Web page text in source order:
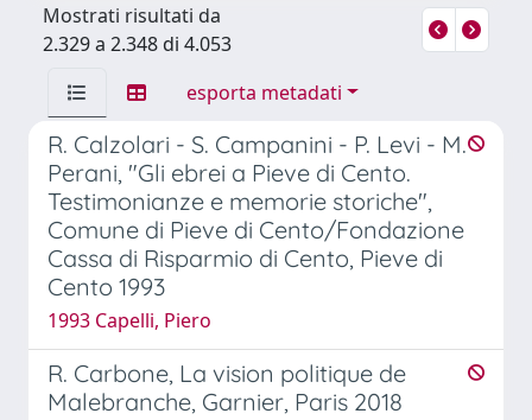
Mostrati risultati da
2.329 a 2.348 di 4.053
esporta metadati
R. Calzolari - S. Campanini - P. Levi - M.
Perani, "Gli ebrei a Pieve di Cento.
Testimonianze e memorie storiche",
Comune di Pieve di Cento/Fondazione
Cassa di Risparmio di Cento, Pieve di
Cento 1993
1993 Capelli, Piero
R. Carbone, La vision politique de
Malebranche, Garnier, Paris 2018